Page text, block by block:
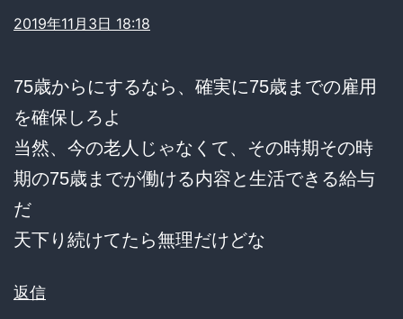
2019年11月3日 18:18
75歳からにするなら、確実に75歳までの雇用
を確保しろよ
当然、今の老人じゃなくて、その時期その時
期の75歳までが働ける内容と生活できる給与
だ
天下り続けてたら無理だけどな
返信